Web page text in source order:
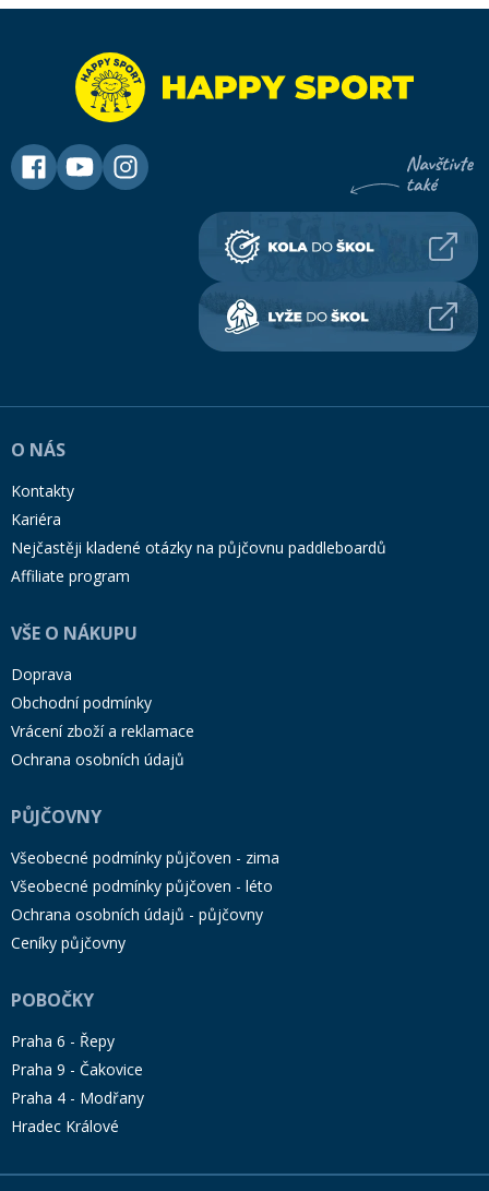
O NÁS
Kontakty
Kariéra
Nejčastěji kladené otázky na půjčovnu paddleboardů
Affiliate program
VŠE O NÁKUPU
Doprava
Obchodní podmínky
Vrácení zboží a reklamace
Ochrana osobních údajů
PŮJČOVNY
Všeobecné podmínky půjčoven - zima
Všeobecné podmínky půjčoven - léto
Ochrana osobních údajů - půjčovny
Ceníky půjčovny
POBOČKY
Praha 6 - Řepy
Praha 9 - Čakovice
Praha 4 - Modřany
Hradec Králové